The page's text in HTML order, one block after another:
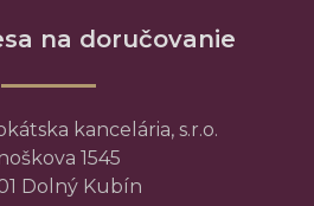
na doručovanie
kancelária, s.r.o.
1545
Dolný Kubín